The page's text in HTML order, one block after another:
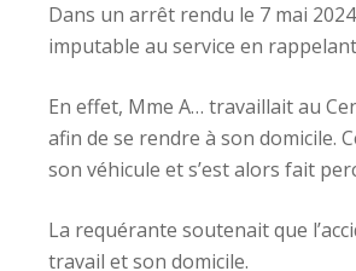
Dans un arrêt rendu le 7 mai
imputable au service en
En effet, Mme A… travaillait au
afin de se rendre à son domicile.
son véhicule et s’est alors fait
La requérante soutenait que
travail et son domicile.